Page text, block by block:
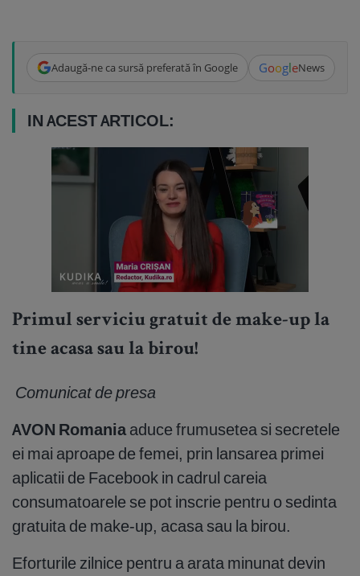
Adaugă-ne ca sursă preferată în Google GoogleNews
IN ACEST ARTICOL:
Primul serviciu gratuit de make-up la
tine acasa sau la birou!
Comunicat de presa
AVON Romania aduce frumusetea si secretele
ei mai aproape de femei, prin lansarea primei
aplicatii de Facebook in cadrul careia
consumatoarele se pot inscrie pentru o sedinta
gratuita de make-up, acasa sau la birou.
Eforturile zilnice pentru a arata minunat devin